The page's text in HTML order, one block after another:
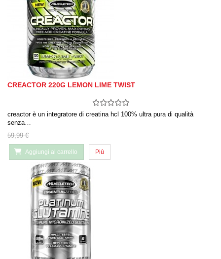
CREACTOR 220G LEMON LIME TWIST
creactor è un integratore di creatina hcl 100% ultra pura di qualità
senza…
59,99 €
Aggiungi al carrello Più